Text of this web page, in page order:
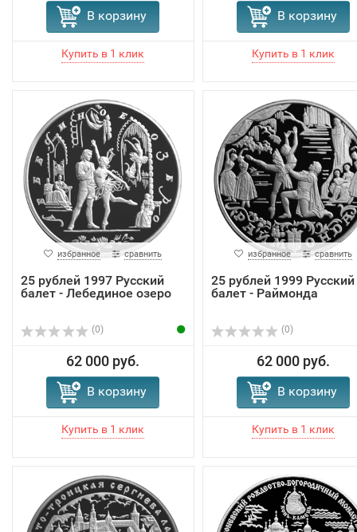
В корзину В корзину
избранное сравнить
25 рублей 1997 Русский
балет - Лебединое озеро
(0)
62 000 руб.
В корзину
избранное сравнить
25 рублей 1999 Русский
балет - Раймонда
(0)
62 000 руб.
В корзину